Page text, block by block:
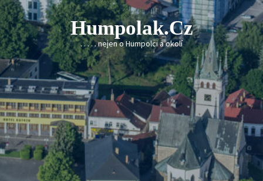
Skip
to
content
Humpolak.cz
. . . . . nejen o Humpolci a okolí